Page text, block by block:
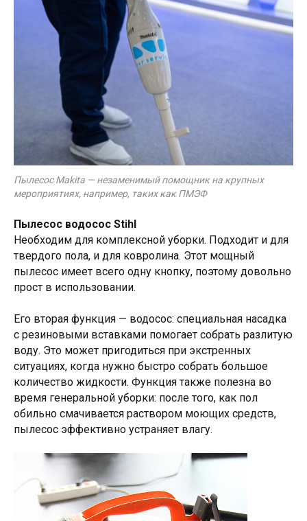
Пылесос Makita — незаменимый помощник на крупных
мероприятиях, например, таких как ПМЭФ
Пылесос водосос Stihl
Необходим для комплексной уборки. Подходит и для
твердого пола, и для ковролина. Этот мощный
пылесос имеет всего одну кнопку, поэтому довольно
прост в использовании.
Его вторая функция — водосос: специальная насадка
с резиновыми вставками помогает собрать разлитую
воду. Это может пригодиться при экстренных
ситуациях, когда нужно быстро собрать большое
количество жидкости. Функция также полезна во
время генеральной уборки: после того, как пол
обильно смачивается раствором моющих средств,
пылесос эффективно устраняет влагу.